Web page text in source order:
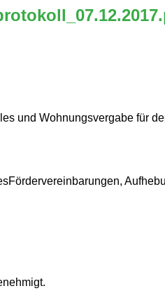
und Wohnungsvergabe für